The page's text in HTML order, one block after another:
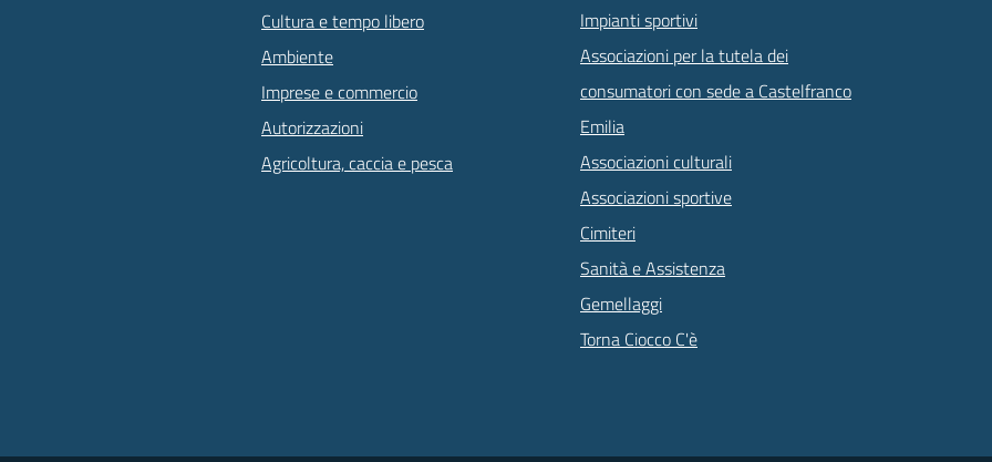
Cultura e tempo libero
Ambiente
Imprese e commercio
Autorizzazioni
Agricoltura, caccia e pesca
Impianti sportivi
Associazioni per la tutela dei
consumatori con sede a Castelfranco
Emilia
Associazioni culturali
Associazioni sportive
Cimiteri
Sanità e Assistenza
Gemellaggi
Torna Ciocco C'è